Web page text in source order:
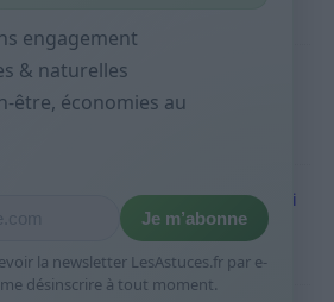
: méthode rapide pour
salaire dès le jour de paie
minutes par jour est-ce utile et quoi
engagement
& naturelles
être, économies au
Je m’abonne
la newsletter LesAstuces.fr par e-
désinscrire à tout moment.